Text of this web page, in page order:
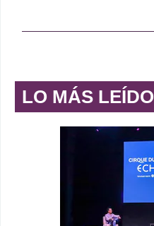
LO MÁS LEÍDO